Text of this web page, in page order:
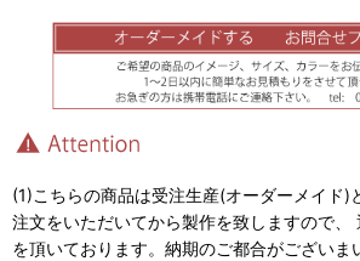
(1)こちらの商品は受注生産(オーダーメイド)
注文をいただいてから製作を致しますので、
を頂いております。納期のご都合がございま